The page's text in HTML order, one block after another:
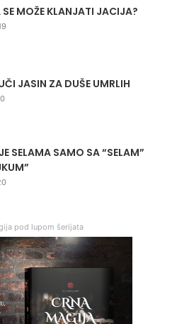
MOŽE KLANJATI JACIJA?
JASIN ZA DUŠE UMRLIH
SELAMA SAMO SA “SELAM”
pod lupom šerijata